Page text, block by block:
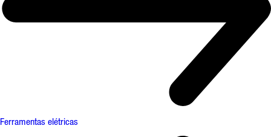
Ferramentas elétricas